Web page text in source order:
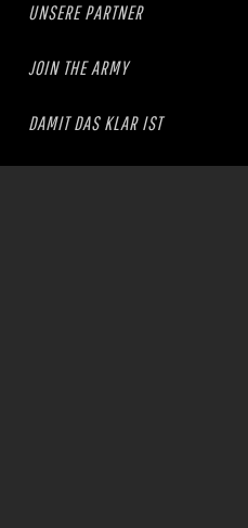
UNSERE PARTNER
JOIN THE ARMY
DAMIT DAS KLAR IST